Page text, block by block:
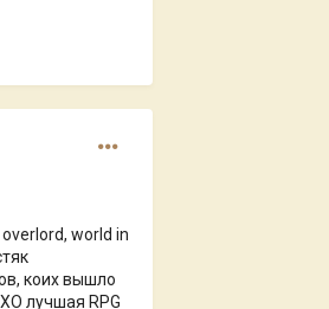
world in
коих вышло
лучшая RPG